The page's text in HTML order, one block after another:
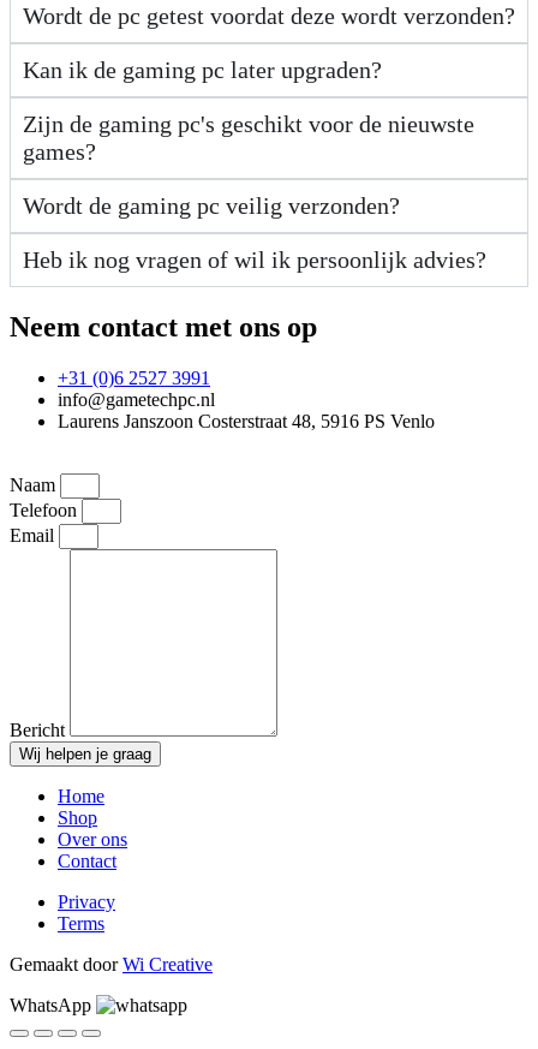
Wordt de pc getest voordat deze wordt verzonden?
Kan ik de gaming pc later upgraden?
Zijn de gaming pc's geschikt voor de nieuwste
games?
Wordt de gaming pc veilig verzonden?
Heb ik nog vragen of wil ik persoonlijk advies?
Neem contact met ons op
+31 (0)6 2527 3991
info@gametechpc.nl
Laurens Janszoon Costerstraat 48, 5916 PS Venlo
Naam
Telefoon
Email
Bericht
Wij helpen je graag
Home
Shop
Over ons
Contact
Privacy
Terms
Gemaakt doorWi Creative
WhatsApp